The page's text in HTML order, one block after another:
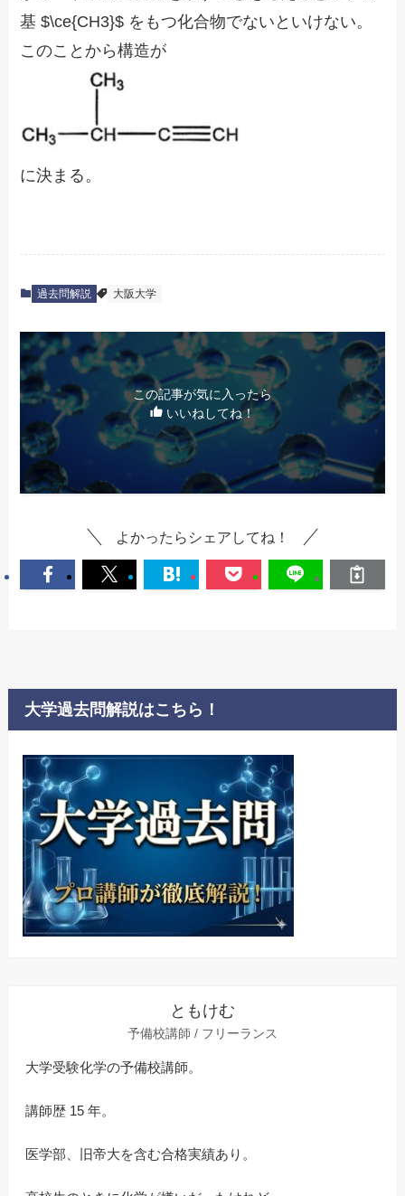
基 $\ce{CH3}$ をもつ化合物でないといけない。
このことから構造が
に決まる。
過去問解説 大阪大学
この記事が気に入ったら
いいねしてね！
よかったらシェアしてね！
大学過去問解説はこちら！
ともけむ
予備校講師 / フリーランス
大学受験化学の予備校講師。
講師歴 15 年。
医学部、旧帝大を含む合格実績あり。